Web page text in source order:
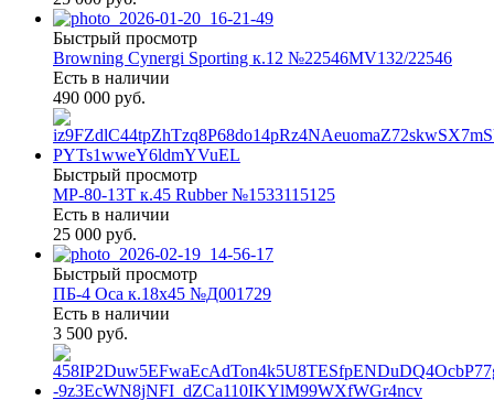
Быстрый просмотр
Browning Cynergi Sporting к.12 №22546MV132/22546
Есть в наличии
490 000 руб.
Быстрый просмотр
МР-80-13Т к.45 Rubber №1533115125
Есть в наличии
25 000 руб.
Быстрый просмотр
ПБ-4 Оса к.18х45 №Д001729
Есть в наличии
3 500 руб.